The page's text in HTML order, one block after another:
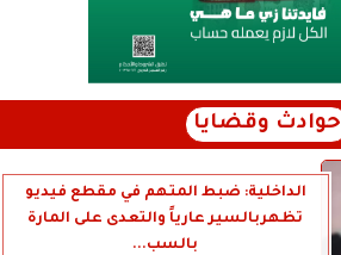
حوادث وقضايا
الداخلية: ضبط المتهم في مقطع فيديو
تظهربالسير عارياً والتعدى على المارة
بالسب...